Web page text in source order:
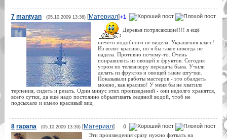
+1
7 mantyan (05.10.2009 13:36)[Материал]
Деревья потрясающие!!!! я ещё
ничего подобного не видела. Украшения класс!
Из волос красиво, но я бы такое никогда не
надела. Противно почему-то. Очень
понравилось из овощей и фруктов. Сегодня
утром по телевизору передача была. Учили
делать из фруктов и овощей такие штучки.
Показывали работы мастеров - это обалдеть
можно, как красиво! У меня бы не хватило
терпения, сидеть и резать. Один минус этих произведений - они недолго хранятся,
всего сутки, да ещё надо постоянно обрызгивать ледяной водой, чтоб не
подсыхало и имело красивый вид
0
8 rapana (05.10.2009 13:39)[Материал]
Эти произведения сразу нужно фоткать на